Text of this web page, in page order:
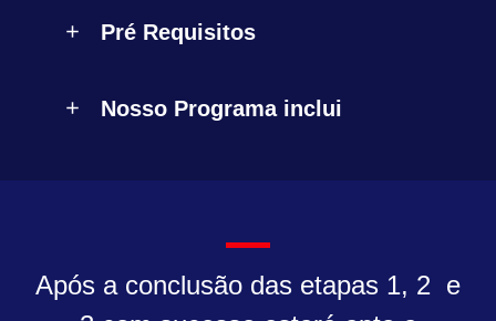
Pré Requisitos
Nosso Programa inclui
Após a conclusão das etapas 1, 2 e